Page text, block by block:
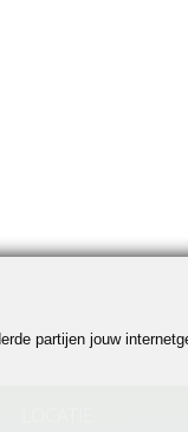
partijen jouw